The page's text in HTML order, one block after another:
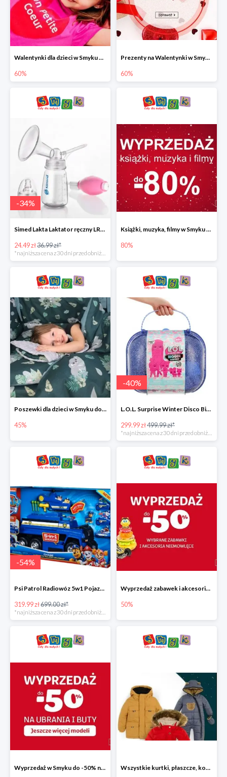
Walentynki dla dzieci w Smyku do -60%
60%
Prezenty na Walentynki w Smyku do -60%
60%
-34%
Simed Lakta Laktator ręczny LR-8 -34%
24.49 zł36.99 zł*
*najniższa cena z 30 dni przed obniżką
Książki, muzyka, filmy w Smyku do -80%
80%
Poszewki dla dzieci w Smyku do -45%
45%
-40%
L.O.L. Surprise Winter Disco Bigger Surprise Zestaw laleczek w walizce -40%
299.99 zł499.99 zł*
-54%
Psi Patrol Radiowóz 5w1 Pojazd ratunkowy z figurką Chase'a
319.99 zł699.00 zł*
Wyprzedaż zabawek i akcesoriów niemowlęcych w Smyku do -50%
50%
Wyprzedaż w Smyku do -50% na ubrania i buty Wszystkie kurtki, płaszcze, kombinezony i spodnie narciarskie -30%